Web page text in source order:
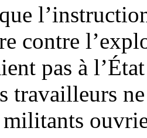
contre
pas à
travailleurs
militants